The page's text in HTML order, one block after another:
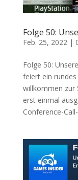
Folge 50:
Feb. 25, 2022 |
Folge 50:
feiert ein
willkommen zur
erst einmal
Conference-